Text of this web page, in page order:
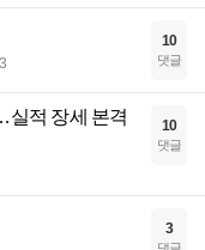
10
댓글
실적 장세 본격
10
댓글
3